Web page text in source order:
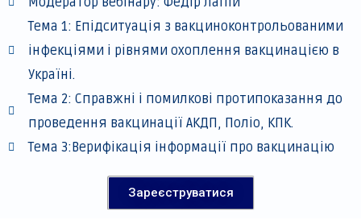
Тема 1: Епідситуація з вакциноконтрольованими
інфекціями і рівнями охоплення вакцинацією в
Україні.
Тема 2: Справжні і помилкові протипоказання до
проведення вакцинації АКДП, Поліо, КПК.
Тема 3:Верифікація інформації про вакцинацію
Зареєструватися